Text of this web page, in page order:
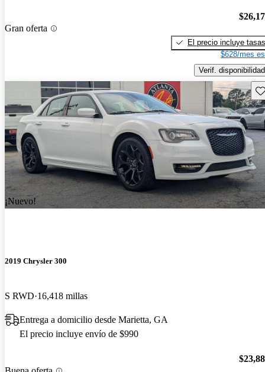
Gran oferta
El precio incluye tasas
$628/mes
Verif. disponibilidad
¡Nuevo!
2019 Chrysler 300
S RWD 16,418 millas
Entrega a domicilio desde Marietta, GA
El precio incluye envío de $990